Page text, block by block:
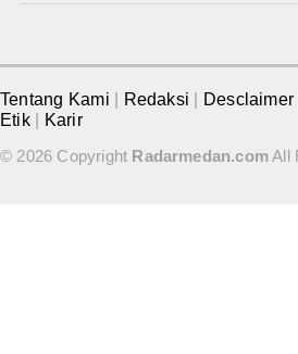
Tentang Kami Redaksi Desclaimer
Etik
Karir
© 2026 Copyright Radarmedan.comAll